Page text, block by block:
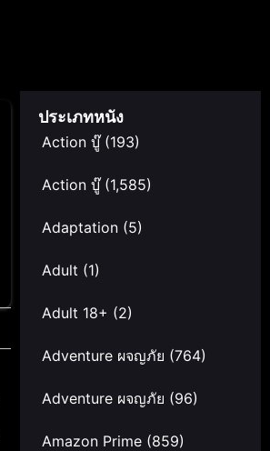
ประเภทหนัง
Action บู๊(193)
Action บู๊(1,585)
Adaptation (5)
Adult (1)
Adult 18+ (2)
Adventure ผจญภัย (764)
Adventure ผจญภัย (96)
Amazon Prime (859)